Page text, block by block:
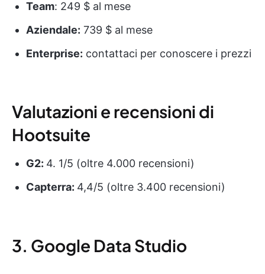
Team: 249 $ al mese
Aziendale: 739 $ al mese
Enterprise: contattaci per conoscere i prezzi
Valutazioni e recensioni di
Hootsuite
G2: 4. 1/5 (oltre 4.000 recensioni)
Capterra: 4,4/5 (oltre 3.400 recensioni)
3. Google Data Studio